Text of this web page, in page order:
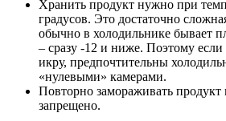
Хранить продукт нужно при
градусов. Это достаточно
обычно в холодильнике бывает
– сразу -12 и ниже. Поэтому если
икру, предпочтительны
«нулевыми» камерами.
Повторно замораживать продукт
запрещено.